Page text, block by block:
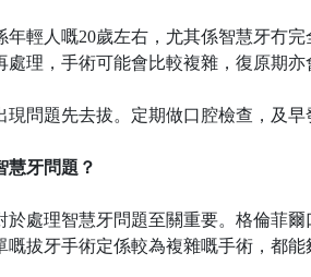
年輕人嘅20歲左右，尤其係智慧牙冇
理，手術可能會比較複雜，復原期亦
問題先去拔。定期做口腔檢查，及
慧牙問題？
於處理智慧牙問題至關重要。格倫菲
拔牙手術定係較為複雜嘅手術，都